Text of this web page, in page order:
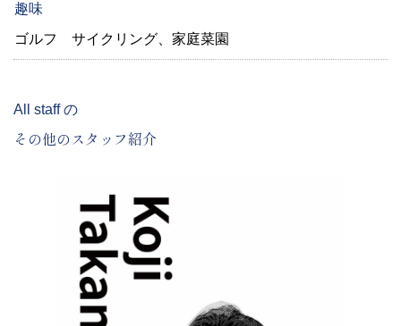
趣味
ゴルフ サイクリング、家庭菜園
All staff の
その他のスタッフ紹介